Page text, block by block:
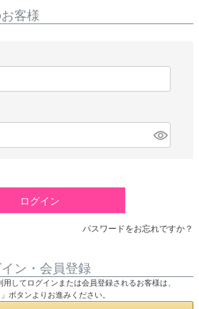
客様
ログイン
パスワードをお忘れですか？
ン・会員登録
してログインまたは会員登録されるお客様は、
ボタンよりお進みください。